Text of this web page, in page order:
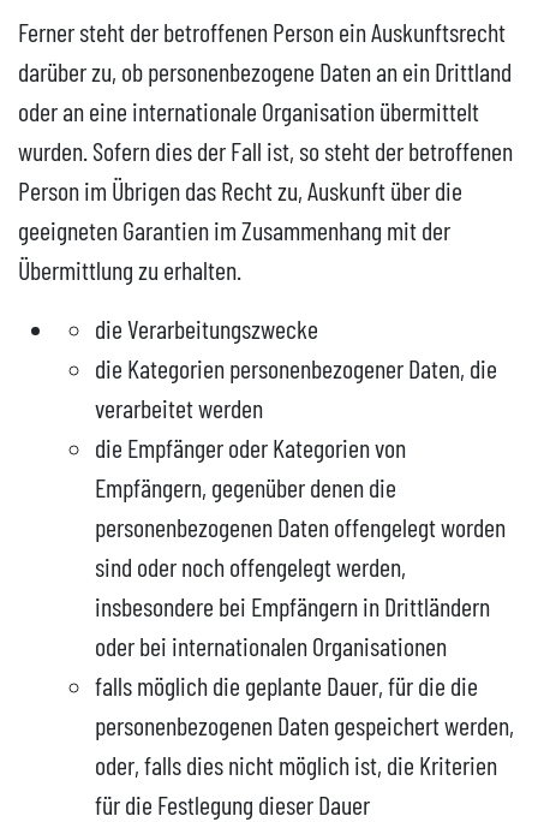
Ferner steht der betroffenen Person ein Auskunftsrecht
darüber zu, ob personenbezogene Daten an ein Drittland
oder an eine internationale Organisation übermittelt
wurden. Sofern dies der Fall ist, so steht der betroffenen
Person im Übrigen das Recht zu, Auskunft über die
geeigneten Garantien im Zusammenhang mit der
Übermittlung zu erhalten.
die Verarbeitungszwecke
die Kategorien personenbezogener Daten, die
verarbeitet werden
die Empfänger oder Kategorien von
Empfängern, gegenüber denen die
personenbezogenen Daten offengelegt worden
sind oder noch offengelegt werden,
insbesondere bei Empfängern in Drittländern
oder bei internationalen Organisationen
falls möglich die geplante Dauer, für die die
personenbezogenen Daten gespeichert werden,
oder, falls dies nicht möglich ist, die Kriterien
für die Festlegung dieser Dauer